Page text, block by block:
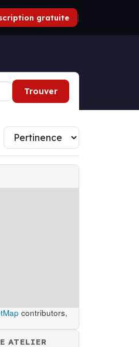
gratuite |
Trouver
contributors,
ATELIER